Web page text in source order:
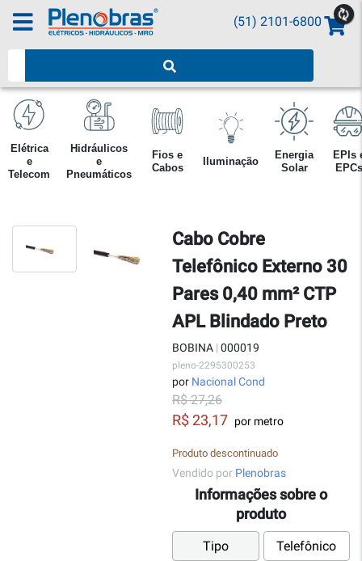
(51) 2101-6800
Elétrica
e
Telecom
Hidráulicos
e
Pneumáticos
Fios e
Cabos
Iluminação
Energia
Solar
EPIs
EPCs
Cabo Cobre
Telefônico Externo 30
Pares 0,40 mm² CTP
APL Blindado Preto
BOBINA | 000019
pleno-2295300253
por Nacional Cond
R$ 27,26
R$ 23,17 por metro
Produto descontinuado
Vendido por Plenobras
Informações sobre o
produto
Tipo Telefônico